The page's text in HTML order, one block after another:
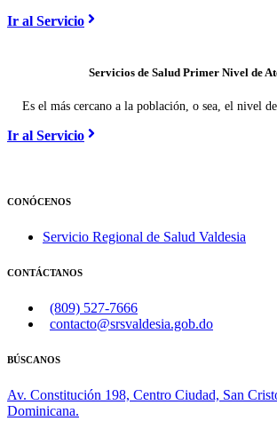
Ir al Servicio
Servicios de Salud Primer Nivel de
Es el más cercano a la población, o sea, el nivel
Ir al Servicio
CONÓCENOS
Servicio Regional de Salud Valdesia
CONTÁCTANOS
(809) 527-7666
contacto@srsvaldesia.gob.do
BÚSCANOS
Av. Constitución 198, Centro Ciudad, San
Dominicana.